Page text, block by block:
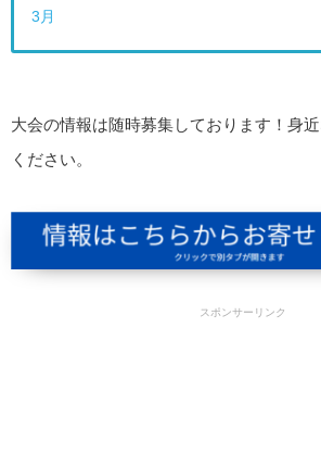
3月
大会の情報は随時募集しております！身
ください。
スポンサーリンク